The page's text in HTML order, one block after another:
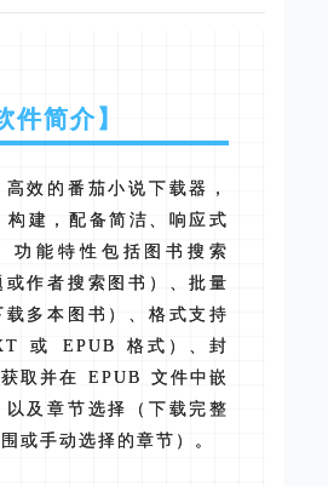
件简介】
效的番茄小说下载器，
建，配备简洁、响应式
功能特性包括图书搜索
或作者搜索图书）、批量
载多本图书）、格式支持
或 EPUB 格式）、封
取并在 EPUB 文件中嵌
以及章节选择（下载完整
或手动选择的章节）。